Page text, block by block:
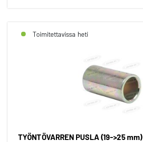
Toimitettavissa heti
TYÖNTÖVARREN PUSLA (19->25 mm)